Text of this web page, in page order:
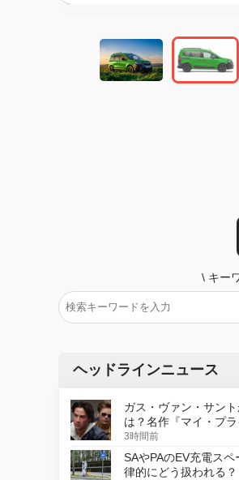
\ キー
ヘッドラインニュース
ガス・ヴァン・サン
は？名作『マイ・プ
デジタルリマスター版
3時間前
SAやPAのEV充電ス
律的にどう扱われる？